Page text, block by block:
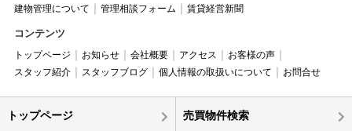
建物管理について 管理相談フォーム 賃貸経営新聞
コンテンツ
トップページ お知らせ 会社概要 アクセス
お客様の声
スタッフ紹介
スタッフブログ 個人情報の取扱いについて お問合せ
トップページ 売買物件検索